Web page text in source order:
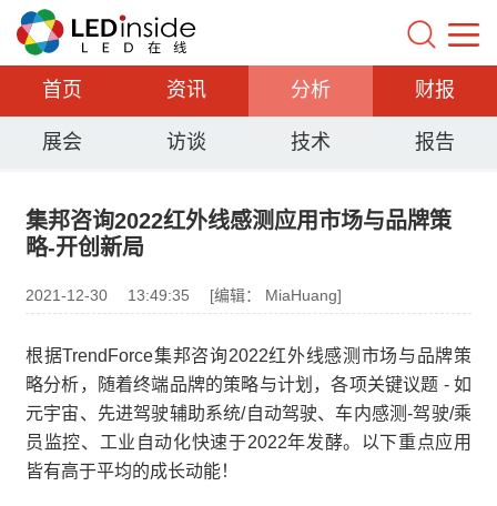
首页 资讯 分析 财报
展会 访谈 技术 报告
集邦咨询2022红外线感测应用市场与品牌策
略-开创新局
2021-12-30 13:49:35 [编辑： MiaHuang]
根据TrendForce集邦咨询2022红外线感测市场与品牌策
略分析，随着终端品牌的策略与计划，各项关键议题 - 如
元宇宙、先进驾驶辅助系统/自动驾驶、车内感测-驾驶/乘
员监控、工业自动化快速于2022年发酵。以下重点应用
皆有高于平均的成长动能！